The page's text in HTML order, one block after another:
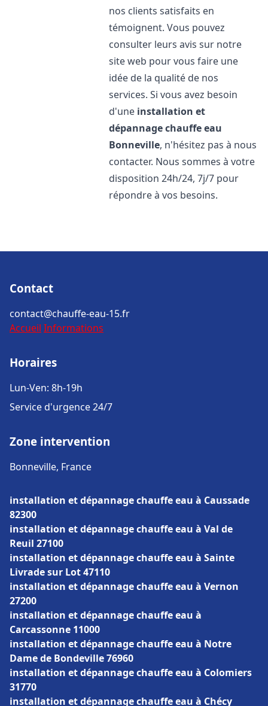
nos clients satisfaits en
témoignent. Vous pouvez
consulter leurs avis sur notre
site web pour vous faire une
idée de la qualité de nos
services. Si vous avez besoin
d'une installation et
dépannage chauffe eau
Bonneville, n'hésitez pas à nous
contacter. Nous sommes à votre
disposition 24h/24, 7j/7 pour
répondre à vos besoins.
Contact
contact@chauffe-eau-15.fr
Accueil Informations
Horaires
Lun-Ven: 8h-19h
Service d'urgence 24/7
Zone intervention
Bonneville, France
installation et dépannage chauffe eau à Caussade
82300
installation et dépannage chauffe eau à Val de
Reuil 27100
installation et dépannage chauffe eau à Sainte
Livrade sur Lot 47110
installation et dépannage chauffe eau à Vernon
27200
installation et dépannage chauffe eau à
Carcassonne 11000
installation et dépannage chauffe eau à Notre
Dame de Bondeville 76960
installation et dépannage chauffe eau à Colomiers
31770
installation et dépannage chauffe eau à Chécy